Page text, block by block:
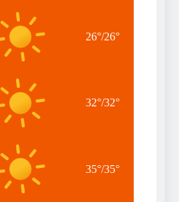
26°/26°
32°/32°
35°/35°